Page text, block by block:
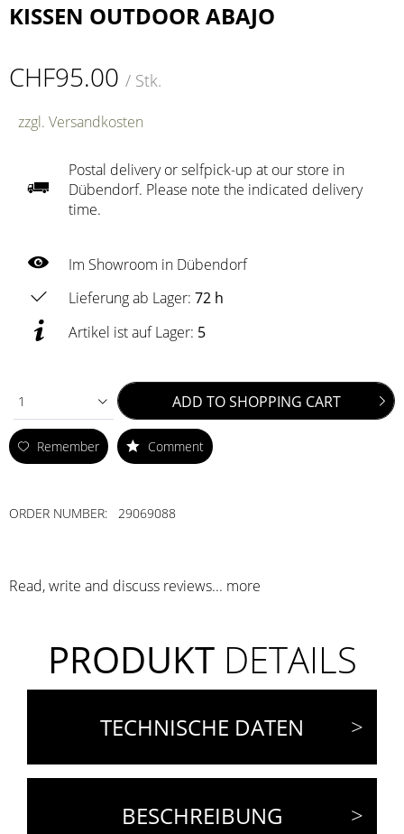
KISSEN OUTDOOR ABAJO
CHF95.00 / Stk.
zzgl. Versandkosten
Postal delivery or selfpick-up at our store in
Dübendorf. Please note the indicated delivery
time.
Im Showroom in Dübendorf
Lieferung ab Lager: 72 h
Artikel ist auf Lager: 5
1 ADD TOSHOPPING CART
Remember Comment
ORDER NUMBER: 29069088
Read, write and discuss reviews... more
PRODUKTDETAILS
TECHNISCHE DATEN
BESCHREIBUNG